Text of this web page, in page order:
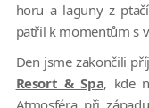
horu a laguny z
patřil k momentům s
Den jsme zakončili
Resort & Spa, kde